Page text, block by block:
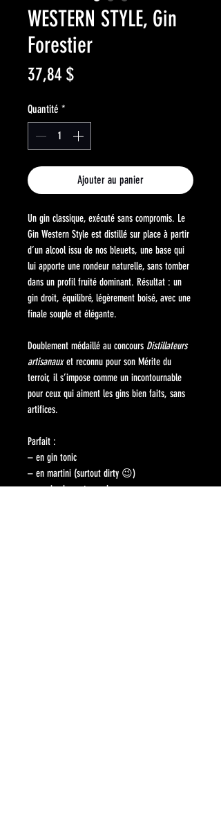
WESTERN STYLE, Gin
Forestier
37,84 $Prix
Quantité *
Ajouter au panier
Un gin classique, exécuté sans compromis. Le
Gin Western Style est distillé sur place à partir
d’un alcool issu de nos bleuets, une base qui
lui apporte une rondeur naturelle, sans tomber
dans un profil fruité dominant. Résultat : un
gin droit, équilibré, légèrement boisé, avec une
finale souple et élégante.
Doublement médaillé au concours Distillateurs
artisanauxet reconnu pour son Mérite du
terroir, il s’impose comme un incontournable
pour ceux qui aiment les gins bien faits, sans
artifices.
Parfait :
– en gin tonic
– en martini (surtout dirty 😉)
– ou simplement sur glace